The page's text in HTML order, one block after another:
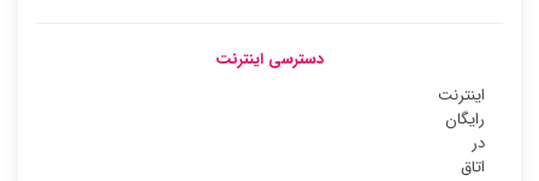
دسترسی اینترنت
اینترنت
رایگان
در
اتاق